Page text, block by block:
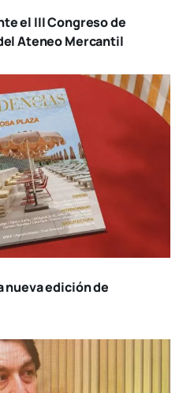
el III Congreso de
Ateneo Mercantil
nueva edición de